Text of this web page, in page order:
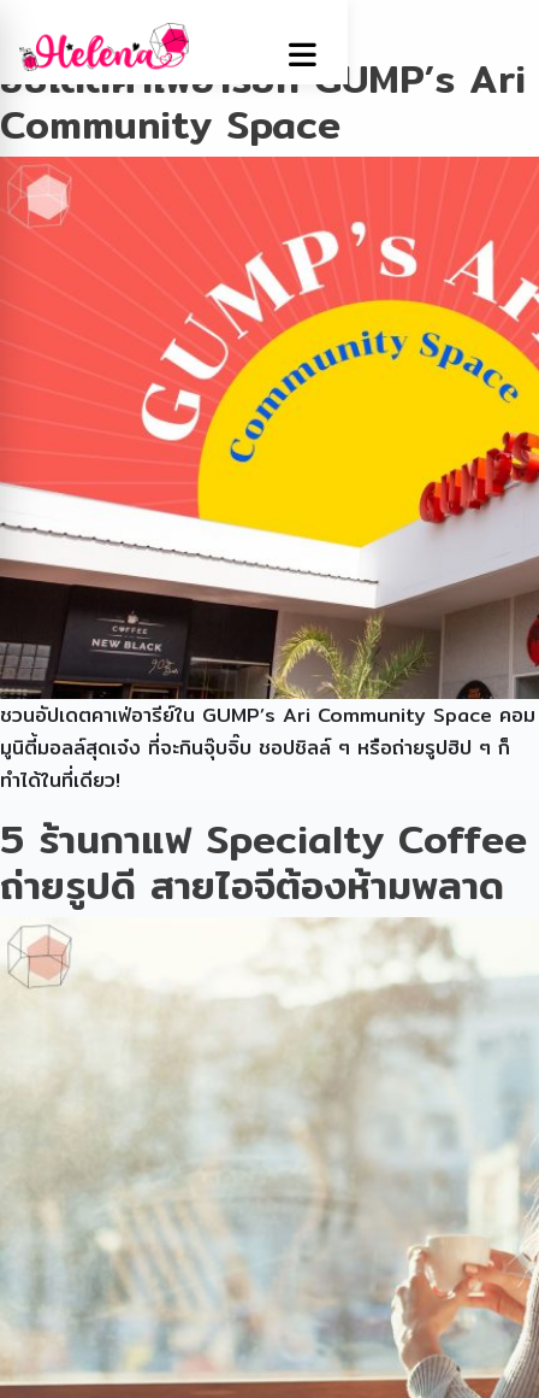
Tag:ร้านกาแฟ
อัปเดตคาเฟ่อารีย์ที่ GUMP’s Ari
Community Space
ชวนอัปเดตคาเฟ่อารีย์ใน GUMP’s Ari Community Space คอม
มูนิตี้มอลล์สุดเจ๋ง ที่จะกินจุ๊บจิ๊บ ชอปชิลล์ ๆ หรือถ่ายรูปฮิป ๆ ก็
ทำได้ในที่เดียว!
5 ร้านกาแฟ Specialty Coffee
ถ่ายรูปดี สายไอจีต้องห้ามพลาด